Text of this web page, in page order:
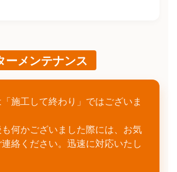
ーメンテナンス
施工して終わり」ではございま
何かございました際には、お気
絡ください。迅速に対応いたし